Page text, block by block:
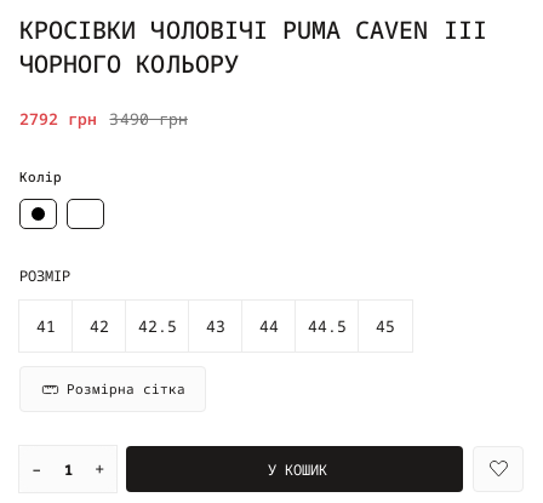
КРОСІВКИ ЧОЛОВІЧІ PUMA CAVEN III
ЧОРНОГО КОЛЬОРУ
3490 грн
2792 грн
Колір
РОЗМІР
41 42 42.5 43 44 44.5 45
Розмірна сітка
– + У КОШИК